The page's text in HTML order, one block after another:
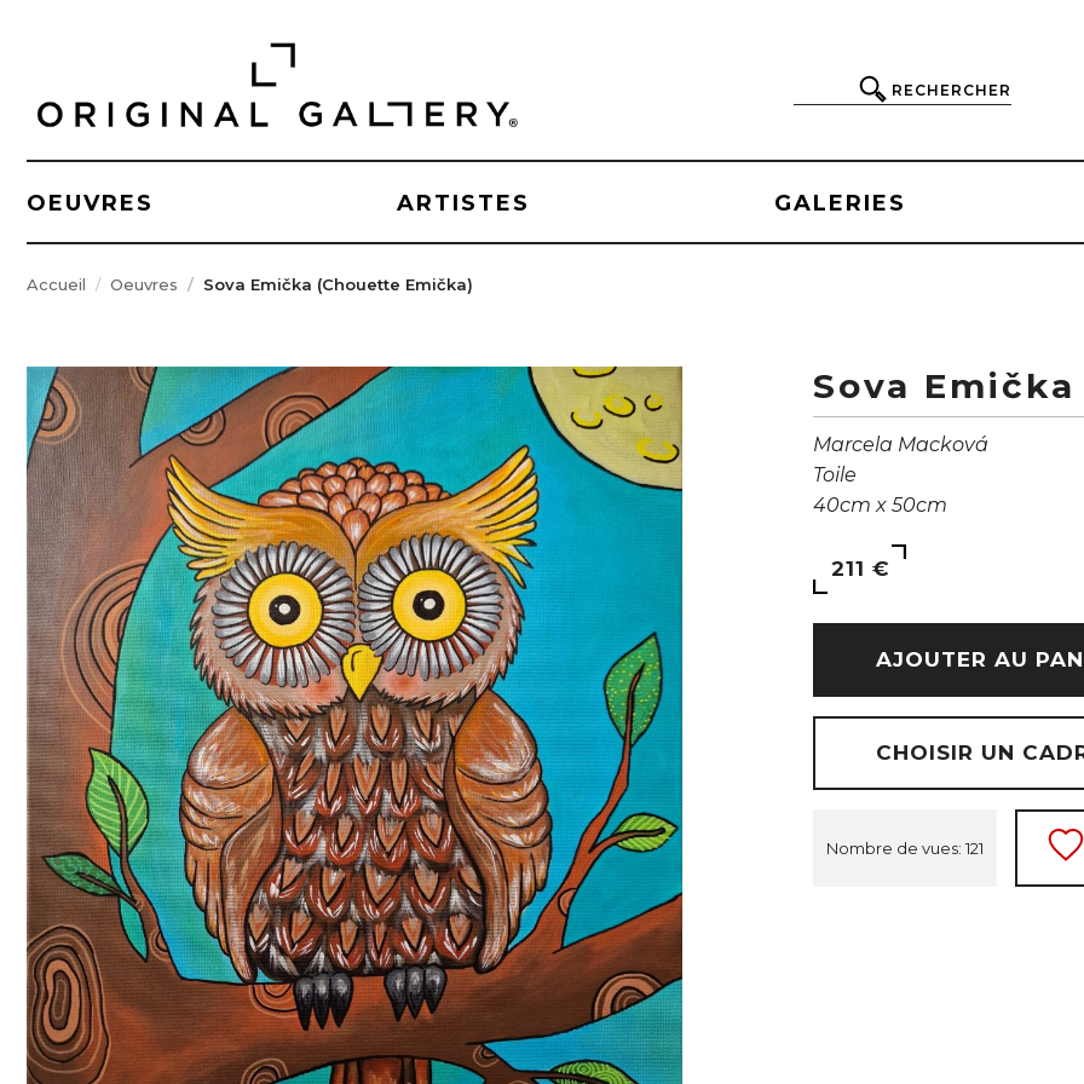
RECHERCHER
OEUVRES ARTISTES GALERIES
Accueil Oeuvres Sova Emička (Chouette Emička)
Sova
Marcela Macková
Toile
40cm x 50cm
211 €
AJOUTER AU
CHOISIR UN
Nombre de vues: 121